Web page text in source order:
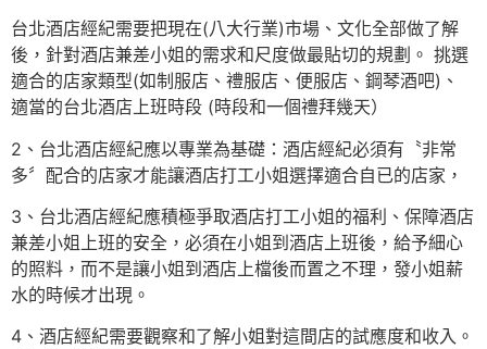
台北酒店經紀需要把現在(八大行業)市場、文化全部做了解
後，針對酒店兼差小姐的需求和尺度做最貼切的規劃。 挑選
適合的店家類型(如制服店、禮服店、便服店、鋼琴酒吧)、
適當的台北酒店上班時段 (時段和一個禮拜幾天）
2、台北酒店經紀應以專業為基礎：酒店經紀必須有〝非常
多〞配合的店家才能讓酒店打工小姐選擇適合自已的店家，
3、台北酒店經紀應積極爭取酒店打工小姐的福利、保障酒店
兼差小姐上班的安全，必須在小姐到酒店上班後，給予細心
的照料，而不是讓小姐到酒店上檔後而置之不理，發小姐薪
水的時候才出現。
4、酒店經紀需要觀察和了解小姐對這間店的試應度和收入。